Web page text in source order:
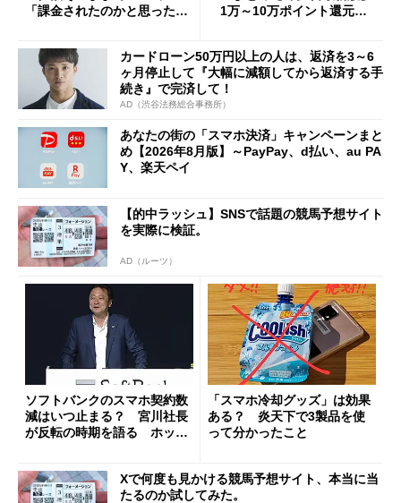
「課金されたのかと思った」
1万～10万ポイント還元の
カードローン50万円以上の人は、返済を3～6
ヶ月停止して『大幅に減額してから返済する手
続き』で完済して！
AD（渋谷法務総合事務所）
あなたの街の「スマホ決済」キャンペーンまと
め【2026年8月版】～PayPay、d払い、au PA
Y、楽天ペイ
【的中ラッシュ】SNSで話題の競馬予想サイト
を実際に検証。
AD（ルーツ）
ソフトバンクのスマホ契約数
減はいつ止まる？ 宮川社長
が反転の時期を語る ホッピ
「スマホ冷却グッズ」は効果
ある？ 炎天下で3製品を使
って分かったこと
Xで何度も見かける競馬予想サイト、本当に当
たるのか試してみた。